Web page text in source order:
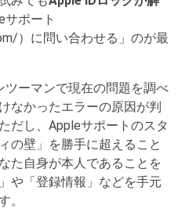
サポート
）に問い合わせる」のが最
ーマンで現在の問題を調べ
なかったエラーの原因が判
だし、Appleサポートのスタ
の壁」を勝手に超えること
た自身が本人であることを
や「登録情報」などを手元
。